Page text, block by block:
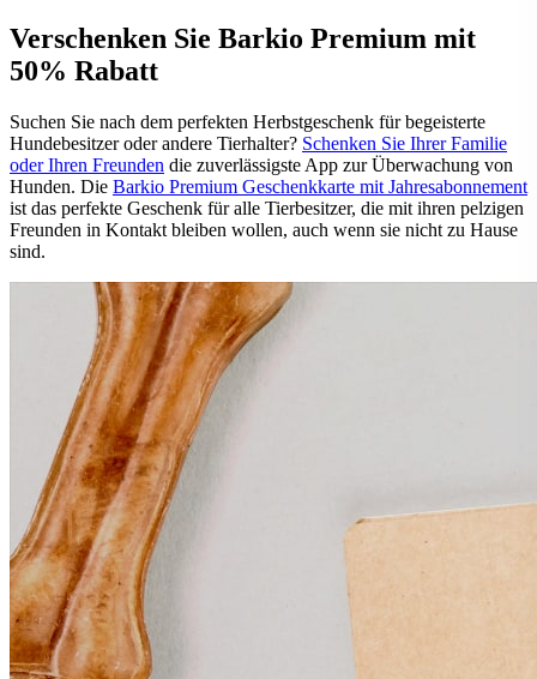
Verschenken Sie Barkio Premium mit
50% Rabatt
Suchen Sie nach dem perfekten Herbstgeschenk für begeisterte
Hundebesitzer oder andere Tierhalter? Schenken Sie Ihrer Familie
oder Ihren Freunden die zuverlässigste App zur Überwachung von
Hunden. Die Barkio Premium Geschenkkarte mit Jahresabonnement
ist das perfekte Geschenk für alle Tierbesitzer, die mit ihren pelzigen
Freunden in Kontakt bleiben wollen, auch wenn sie nicht zu Hause
sind.